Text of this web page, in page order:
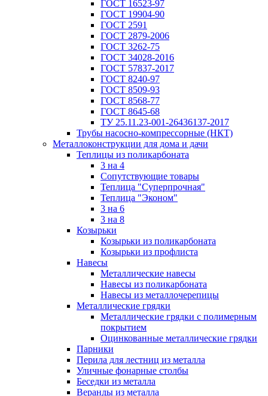
ГОСТ 16523-97
ГОСТ 19904-90
ГОСТ 2591
ГОСТ 2879-2006
ГОСТ 3262-75
ГОСТ 34028-2016
ГОСТ 57837-2017
ГОСТ 8240-97
ГОСТ 8509-93
ГОСТ 8568-77
ГОСТ 8645-68
ТУ 25.11.23-001-26436137-2017
Трубы насосно-компрессорные (НКТ)
Металлоконструкции для дома и дачи
Теплицы из поликарбоната
3 на 4
Сопутствующие товары
Теплица "Суперпрочная"
Теплица "Эконом"
3 на 6
3 на 8
Козырьки
Козырьки из поликарбоната
Козырьки из профлиста
Навесы
Металлические навесы
Навесы из поликарбоната
Навесы из металлочерепицы
Металлические грядки
Металлические грядки с полимерным
покрытием
Оцинкованные металлические грядки
Парники
Перила для лестниц из металла
Уличные фонарные столбы
Беседки из металла
Веранды из металла